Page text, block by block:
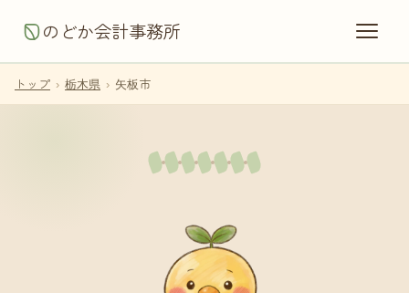
のどか会計事務所
トップ › 栃木県 › 矢板市